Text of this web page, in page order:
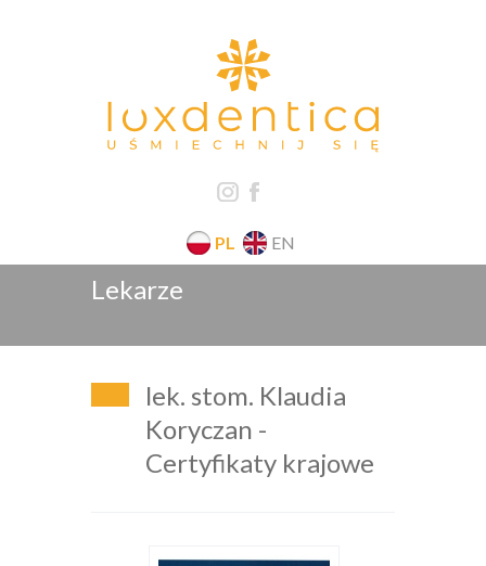
PL EN
Lekarze
lek. stom. Klaudia
Koryczan -
Certyfikaty krajowe